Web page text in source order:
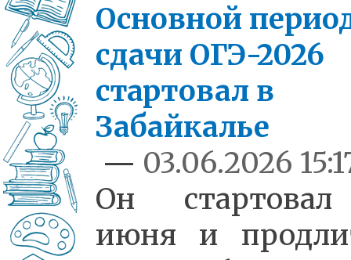
Основной
сдачи ОГЭ-2026
стартовал в
Забайкалье
— 03.06.2026
Он
июня и